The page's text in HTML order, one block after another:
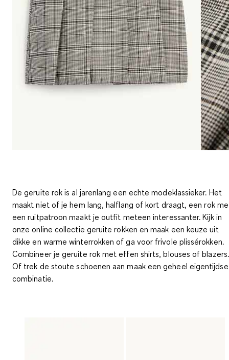
De geruite rok is al jarenlang een echte modeklassieker. Het
maakt niet of je hem lang, halflang of kort draagt, een rok
een ruitpatroon maakt je outfit meteen interessanter. Kijk in
onze online collectie geruite rokken en maak een keuze uit
dikke en warme winterrokken of ga voor frivole plissérokken.
Combineer je geruite rok met effen shirts, blouses of blazers.
Of trek de stoute schoenen aan maak een geheel eigentijdse
combinatie.